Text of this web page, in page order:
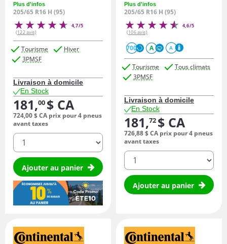
Plus d'infos
205/65 R16 H (95)
4,7/5
(122 avis)
Tourisme
Hiver
3PMSF
Livraison à domicile
En Stock
181,00 $ CA
724,00$ CA prix pour 4 pneus
avant taxes
quantité
Ajouter au panier
Plus d'infos
205/65 R16 H (95)
4,6/5
(106 avis)
700 A A
Tourisme
Tous climats
3PMSF
Livraison à domicile
En Stock
181,72 $ CA
726,88$ CA prix pour 4 pneus
avant taxes
quantité
Ajouter au panier